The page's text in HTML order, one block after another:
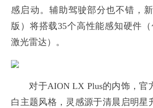
感启动。辅助驾驶部分也不错，
版）将搭载35个高性能感知硬件
激光雷达）。
对于AION LX Plus的内饰，官
白主题风格，灵感源于清晨启明星